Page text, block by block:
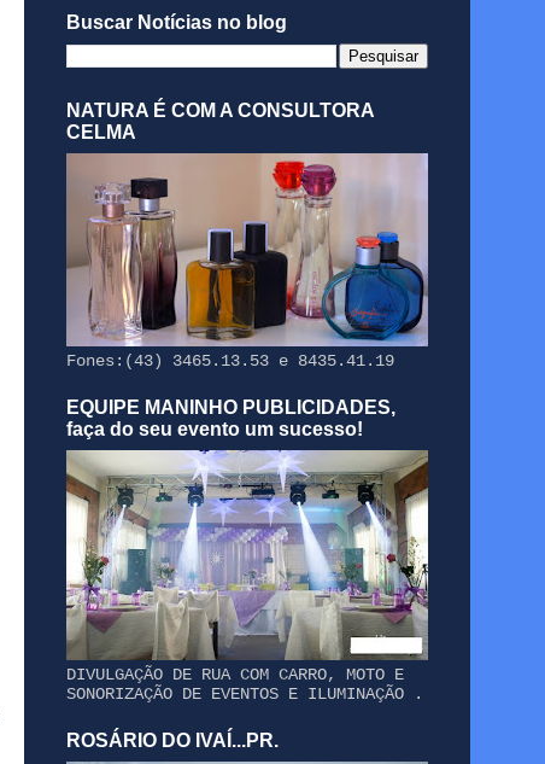
Buscar Notícias no blog
NATURA É COM A CONSULTORA
CELMA
Fones:(43) 3465.13.53 e 8435.41.19
EQUIPE MANINHO PUBLICIDADES,
faça do seu evento um sucesso!
DIVULGAÇÃO DE RUA COM CARRO, MOTO E
SONORIZAÇÃO DE EVENTOS E ILUMINAÇÃO .
ROSÁRIO DO IVAÍ...PR.